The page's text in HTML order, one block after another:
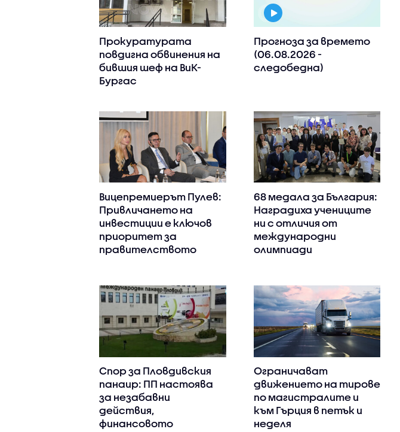
Прокуратурата
повдигна обвинения на
бившия шеф на ВиК-
Бургас
Прогноза за времето
(06.08.2026 -
следобедна)
Вицепремиерът Пулев:
Привличането на
инвестиции е ключов
приоритет за
правителството
68 медала за България:
Наградиха учениците
ни с отличия от
международни
олимпиади
Спор за Пловдивския
панаир: ПП настоява
за незабавни
действия,
финансовото
Ограничават
движението на тирове
по магистралите и
към Гърция в петък и
неделя